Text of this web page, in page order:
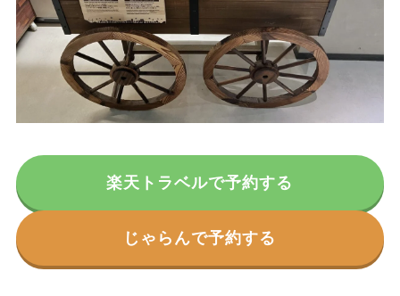
楽天トラベルで予約する
じゃらんで予約する